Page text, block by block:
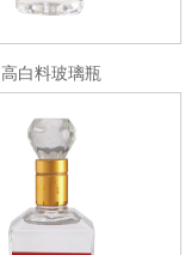
高白料玻璃瓶